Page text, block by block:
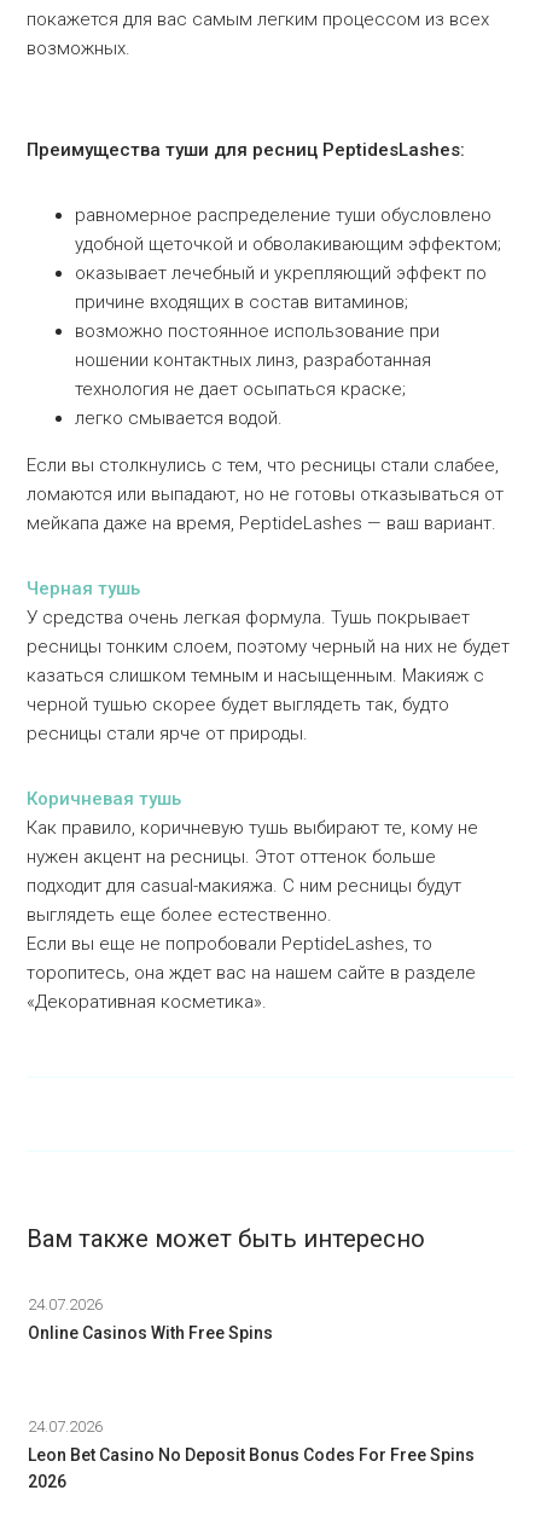
покажется для вас самым легким процессом из всех
возможных.
Преимущества туши для ресниц PeptidesLashes:
равномерное распределение туши обусловлено
удобной щеточкой и обволакивающим эффектом;
оказывает лечебный и укрепляющий эффект по
причине входящих в состав витаминов;
возможно постоянное использование при
ношении контактных линз, разработанная
технология не дает осыпаться краске;
легко смывается водой.
Если вы столкнулись с тем, что ресницы стали слабее,
ломаются или выпадают, но не готовы отказываться от
мейкапа даже на время, PeptideLashes — ваш вариант.
Черная тушь
У средства очень легкая формула. Тушь покрывает
ресницы тонким слоем, поэтому черный на них не будет
казаться слишком темным и насыщенным. Макияж с
черной тушью скорее будет выглядеть так, будто
ресницы стали ярче от природы.
Коричневая тушь
Как правило, коричневую тушь выбирают те, кому не
нужен акцент на ресницы. Этот оттенок больше
подходит для casual-макияжа. С ним ресницы будут
выглядеть еще более естественно.
Если вы еще не попробовали PeptideLashes, то
торопитесь, она ждет вас на нашем сайте в разделе
«Декоративная косметика».
Вам также может быть интересно
24.07.2026
Online Casinos With Free Spins
24.07.2026
Leon Bet Casino No Deposit Bonus Codes For Free Spins
2026